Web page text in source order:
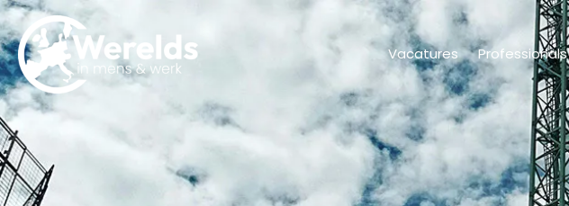
Vacatures Professionals